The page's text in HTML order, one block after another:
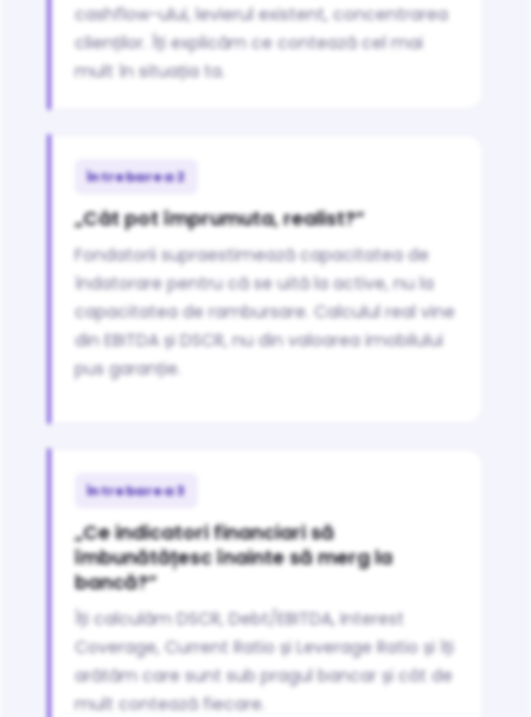
cashflow-ului, levierul existent, concentrarea
clienților. Îți explicăm ce contează cel mai
mult în situația ta.
Întrebarea 2
„Cât pot împrumuta, realist?”
Fondatorii supraestimează capacitatea de
îndatorare pentru că se uită la active, nu la
capacitatea de rambursare. Calculul real vine
din EBITDA și DSCR, nu din valoarea imobilului
pus garanție.
Întrebarea 3
„Ce indicatori financiari să
îmbunătățesc înainte să merg la
bancă?”
Îți calculăm DSCR, Debt/EBITDA, Interest
Coverage, Current Ratio și Leverage Ratio și îți
arătăm care sunt sub pragul bancar și cât de
mult contează fiecare.